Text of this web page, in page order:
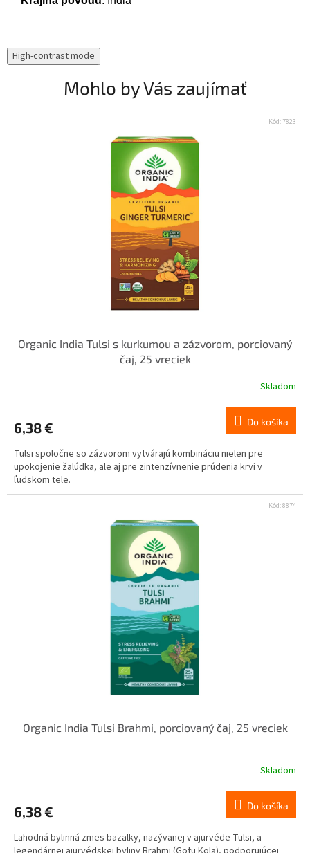
High-contrast mode
Mohlo by Vás zaujímať
Organic India Tulsi s kurkumou a zázvorom, porciovaný
čaj, 25 vreciek
Skladom
6,38 € Do košíka
Tulsi spoločne so zázvorom vytvárajú kombináciu nielen pre
upokojenie žalúdka, ale aj pre zintenzívnenie prúdenia krvi v
ľudskom tele.
Kód: 7823
Organic India Tulsi Brahmi, porciovaný čaj, 25 vreciek
Skladom
6,38 € Do košíka
Lahodná bylinná zmes bazalky, nazývanej v ajurvéde Tulsi, a
Kód:8874